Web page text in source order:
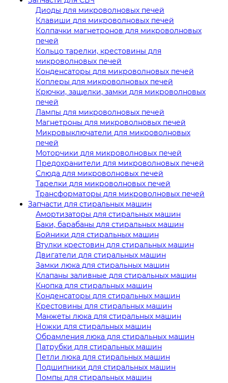
Диоды для микроволновых печей
Клавиши для микроволновых печей
Колпачки магнетронов для микроволновых
печей
Кольцо тарелки, крестовины для
микроволновых печей
Конденсаторы для микроволновых печей
Коплеры для микроволновых печей
Крючки, защелки, замки для микроволновых
печей
Лампы для микроволновых печей
Магнетроны для микроволновых печей
Микровыключатели для микроволновых
печей
Моторчики для микроволновых печей
Предохранители для микроволновых печей
Слюда для микроволновых печей
Тарелки для микроволновых печей
Трансформаторы для микроволновых печей
Запчасти для стиральных машин
Амортизаторы для стиральных машин
Баки, барабаны для стиральных машин
Бойники для стиральных машин
Втулки крестовин для стиральных машин
Двигатели для стиральных машин
Замки люка для стиральных машин
Клапаны заливные для стиральных машин
Кнопка для стиральных машин
Конденсаторы для стиральных машин
Крестовины для стиральных машин
Манжеты люка для стиральных машин
Ножки для стиральных машин
Обрамления люка для стиральных машин
Патрубки для стиральных машин
Петли люка для стиральных машин
Подшипники для стиральных машин
Помпы для стиральных машин